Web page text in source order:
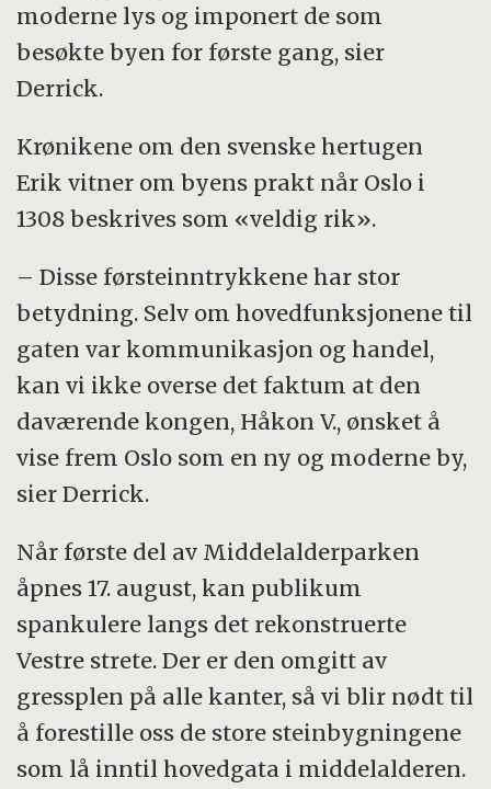
moderne lys og imponert de som
besøkte byen for første gang, sier
Derrick.
Krønikene om den svenske hertugen
Erik vitner om byens prakt når Oslo i
1308 beskrives som «veldig rik».
– Disse førsteinntrykkene har stor
betydning. Selv om hovedfunksjonene til
gaten var kommunikasjon og handel,
kan vi ikke overse det faktum at den
daværende kongen, Håkon V., ønsket å
vise frem Oslo som en ny og moderne by,
sier Derrick.
Når første del av Middelalderparken
åpnes 17. august, kan publikum
spankulere langs det rekonstruerte
Vestre strete. Der er den omgitt av
gressplen på alle kanter, så vi blir nødt til
å forestille oss de store steinbygningene
som lå inntil hovedgata i middelalderen.